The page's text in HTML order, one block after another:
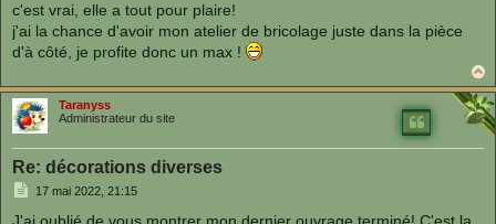
s
e
c'est vrai, elle a tout pour plaire!
j'ai la chance d'avoir mon atelier de bricolage juste dans la pièce
d'à côté, je profite donc un max !
a
u
t
Taranyss
Administrateur du site
Re: décorations diverses
M
s
17 mai 2022, 21:15